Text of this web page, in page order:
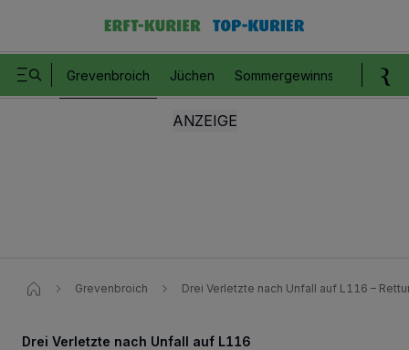
Grevenbroich Jüchen Sommergewinnspiel
Grevenbroich Drei Verletzte nach Unfall auf L116 –
Drei Verletzte nach Unfall auf L116